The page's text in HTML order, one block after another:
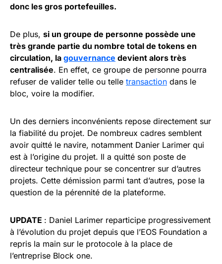
donc les gros portefeuilles.
De plus, si un groupe de personne possède une
très grande partie du nombre total de tokens en
circulation, la gouvernance devient alors très
centralisée. En effet, ce groupe de personne pourra
refuser de valider telle ou telle transaction dans le
bloc, voire la modifier.
Un des derniers inconvénients repose directement sur
la fiabilité du projet. De nombreux cadres semblent
avoir quitté le navire, notamment Danier Larimer qui
est à l’origine du projet. Il a quitté son poste de
directeur technique pour se concentrer sur d’autres
projets. Cette démission parmi tant d’autres, pose la
question de la pérennité de la plateforme.
UPDATE : Daniel Larimer reparticipe progressivement
à l’évolution du projet depuis que l’EOS Foundation a
repris la main sur le protocole à la place de
l’entreprise Block one.